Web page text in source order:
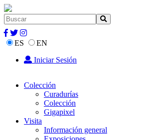
ES
EN
Iniciar Sesión
Colección
Curadurías
Colección
Gigapixel
Visita
Información general